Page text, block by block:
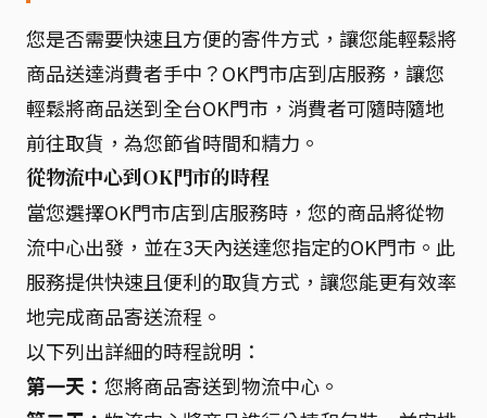
您是否需要快速且方便的寄件方式，讓您能輕鬆將
商品送達消費者手中？OK門市店到店服務，讓您
輕鬆將商品送到全台OK門市，消費者可隨時隨地
前往取貨，為您節省時間和精力。
從物流中心到OK門市的時程
當您選擇OK門市店到店服務時，您的商品將從物
流中心出發，並在3天內送達您指定的OK門市。此
服務提供快速且便利的取貨方式，讓您能更有效率
地完成商品寄送流程。
以下列出詳細的時程說明：
第一天： 您將商品寄送到物流中心。